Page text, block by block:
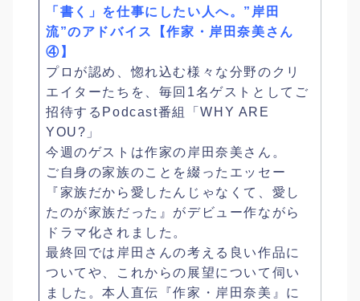
「書く」を仕事にしたい人へ。”岸田
流”のアドバイス【作家・岸田奈美さん
④】
プロが認め、惚れ込む様々な分野のクリ
エイターたちを、毎回1名ゲストとしてご
招待するPodcast番組「WHY ARE
YOU?」
今週のゲストは作家の岸田奈美さん。
ご自身の家族のことを綴ったエッセー
『家族だから愛したんじゃなくて、愛し
たのが家族だった』がデビュー作ながら
ドラマ化されました。
最終回では岸田さんの考える良い作品に
ついてや、これからの展望について伺い
ました。本人直伝『作家・岸田奈美』に